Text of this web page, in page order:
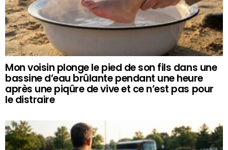
Mon voisin plonge le pied de son fils dans une
bassine d’eau brûlante pendant une heure
après une piqûre de vive et ce n’est pas pour
le distraire